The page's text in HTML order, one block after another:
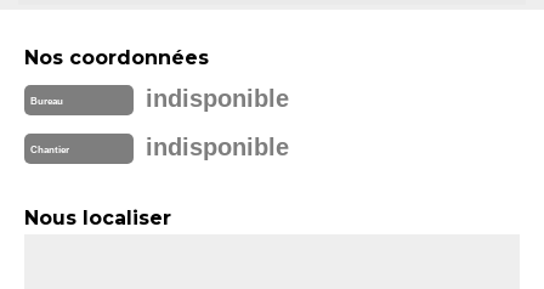
Nos coordonnées
Bureau indisponible
Chantier indisponible
Nous localiser